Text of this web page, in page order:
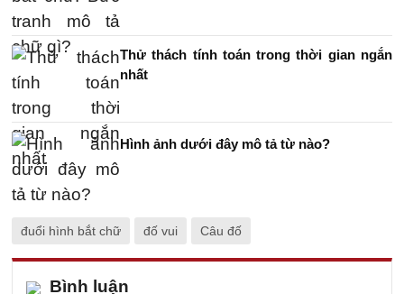
Thử thách tính toán trong thời gian ngắn
nhất
Hình ảnh dưới đây mô tả từ nào?
đuổi hình bắt chữ đố vui Câu đố
Bình luận